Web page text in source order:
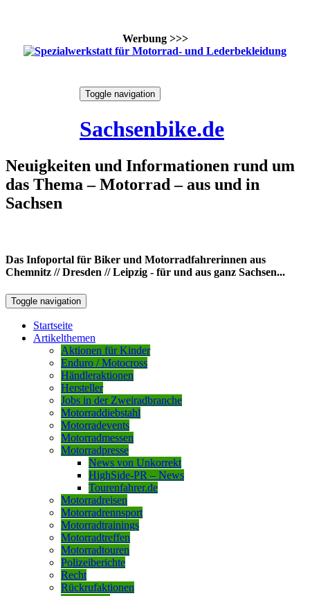
Werbung >>>
Toggle navigation
Sachsenbike.de
Neuigkeiten und Informationen rund um
das Thema – Motorrad – aus und in
Sachsen
Das Infoportal für Biker und Motorradfahrerinnen aus
Chemnitz // Dresden // Leipzig - für und aus ganz Sachsen...
Toggle navigation
Startseite
Artikelthemen
Aktionen für Kinder
Enduro / Motocross
Händleraktionen
Hersteller
Jobs in der Zweiradbranche
Motorraddiebstahl
Motorradevents
Motorradmessen
Motorradpresse
News von Unkorrekt
HighSide-PR – News
Tourenfahrer.de
Motorradreisen
Motorradrennsport
Motorradtrainings
Motorradtreffen
Motorradtouren
Polizeiberichte
Recht
Rückrufaktionen